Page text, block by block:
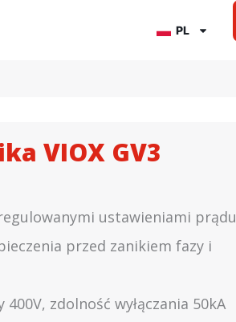
PL
VIOX GV3
ustawieniami prądu
przed zanikiem fazy i
zdolność wyłączania 50kA